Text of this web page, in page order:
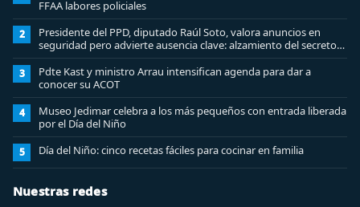
FFAA labores policiales
2
Presidente del PPD, diputado Raúl Soto, valora anuncios en
seguridad pero advierte ausencia clave: alzamiento del secreto
bancario
3
Pdte Kast y ministro Arrau intensifican agenda para dar a
conocer su ACOT
4
Museo Jedimar celebra a los más pequeños con entrada liberada
por el Día del Niño
5 Día del Niño: cinco recetas fáciles para cocinar en familia
Nuestras redes